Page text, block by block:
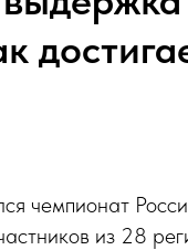
чемпионат
из 28